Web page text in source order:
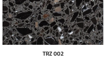
TRZ 002